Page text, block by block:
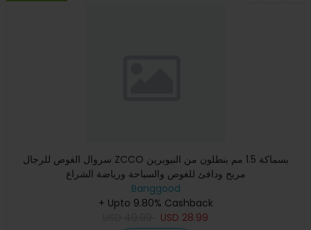
سروال الغوص للرجال ZCCO بسماكة 1.5 مم بنطلون من النيوبرين
مريح ودافئ للغوص والسباحة ورياضة الشراع
Banggood
+ Upto 9.80% Cashback
USD 28.99